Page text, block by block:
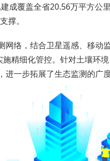
成覆盖全省20.56万平方
撑。
络，结合卫星遥感、移
精细化管控。针对土壤环
一步拓展了生态监测的广